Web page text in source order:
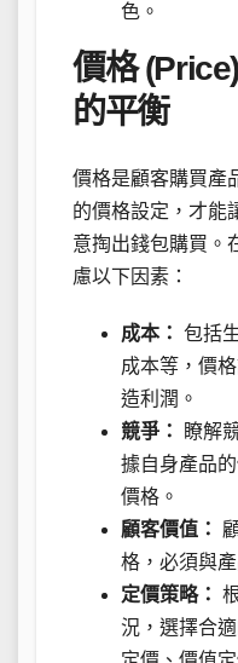
色。
價格
的平衡
價格是顧客購買產
的價格設定，才能
意掏出錢包購買。
慮以下因素：
成本： 包括
成本等，價
造利潤。
競爭：
瞭解
據自身產品
價格。
顧客價值：
格，必須與
定價策略：
況，選擇合